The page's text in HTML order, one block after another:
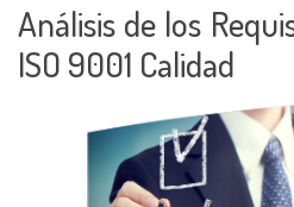
Análisis de los
ISO 9001 Calidad